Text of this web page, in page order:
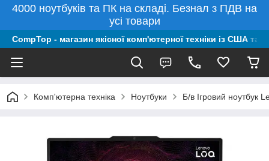
4000 ноутбуків та ПК на складі. Безнал з ПДВ на
усі товари
CompTop - магазин якісної комп'ютерної техніки із США та
Комп'ютерна техніка Ноутбуки Б/в Ігровий ноутбук